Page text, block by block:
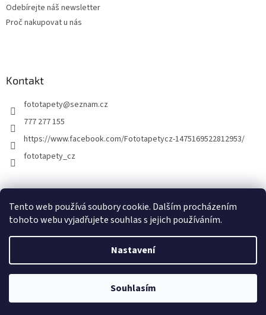
Tento web používá soubory cookie. Dalším procházením
tohoto webu vyjadřujete souhlas s jejich používáním.
Nastavení
Souhlasím
Odebírejte náš newsletter
Proč nakupovat u nás
Kontakt
fototapety@seznam.cz
777 277 155
https://www.facebook.com/Fototapetycz-1475169522812953/
fototapety_cz
Vytvořil Shoptet
FOTOTAPETY.CZ. Všechna práva vyhrazena.